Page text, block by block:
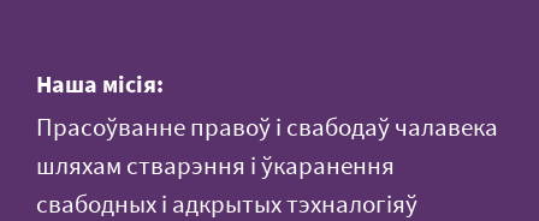
Наша місія:
Прасоўванне правоў і свабодаў чалавека
шляхам стварэння і ўкаранення
свабодных і адкрытых тэхналогіяў